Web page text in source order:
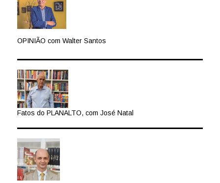
OPINIÃO com Walter Santos
Fatos do PLANALTO, com José Natal